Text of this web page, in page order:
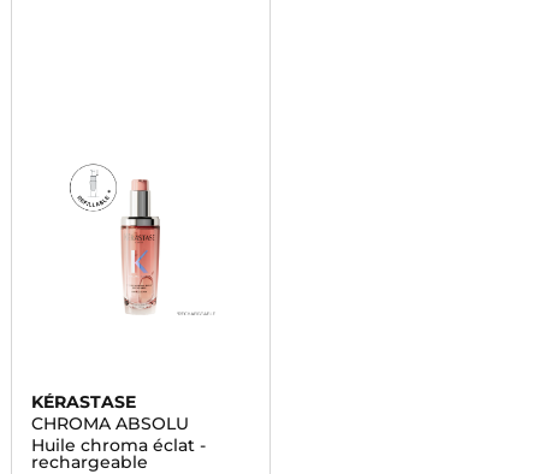
KÉRASTASE
CHROMA ABSOLU
Huile chroma éclat -
rechargeable